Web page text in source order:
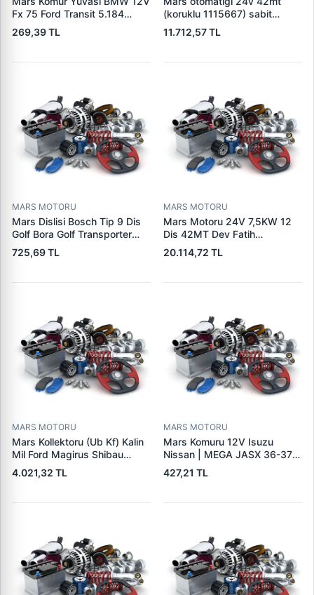
Fx 75 Ford Transit 5.184
Visteon | PARS PRS-BHL230
| OEM 97VB11000AA
269,39 TL
(koruklu 1115667) sabit
pistonlu 3604650rx 7t0258
7x1955
11.712,57 TL
MARS MOTORU
Mars Dislisi Bosch Tip 9 Dis
Golf Bora Golf Transporter
Seat Skoda (15713) | ZEN
1108 | OEM 1072156
725,69 TL
MARS MOTORU
Mars Motoru 24V 7,5KW 12
Dis 42MT Dev Fatih
Cat,140H, 963B Cummins
L10,Qsc John Deere
LES0313 | OEM 0R2186
20.114,72 TL
MARS MOTORU
Mars Kollektoru (Ub Kf) Kalin
Mil Ford Magirus Shibau
TM30 Steyr | MAKO
72313641 | OEM 72313641
4.021,32 TL
MARS MOTORU
Mars Komuru 12V Isuzu
Nissan | MEGA JASX 36-37 |
OEM JASX36-37
427,21 TL